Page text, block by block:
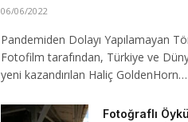
06/06/2022
Pandemiden Dolayı Yapılamayan
Fotofilm tarafından, Türkiye ve
yeni kazandırılan Haliç GoldenHorn…
Fotoğraflı